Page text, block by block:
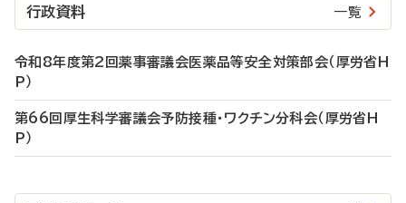
行政資料 一覧
令和8年度第2回薬事審議会医薬品等安全対策部会（厚労省H
P）
第66回厚生科学審議会予防接種・ワクチン分科会（厚労省H
P）